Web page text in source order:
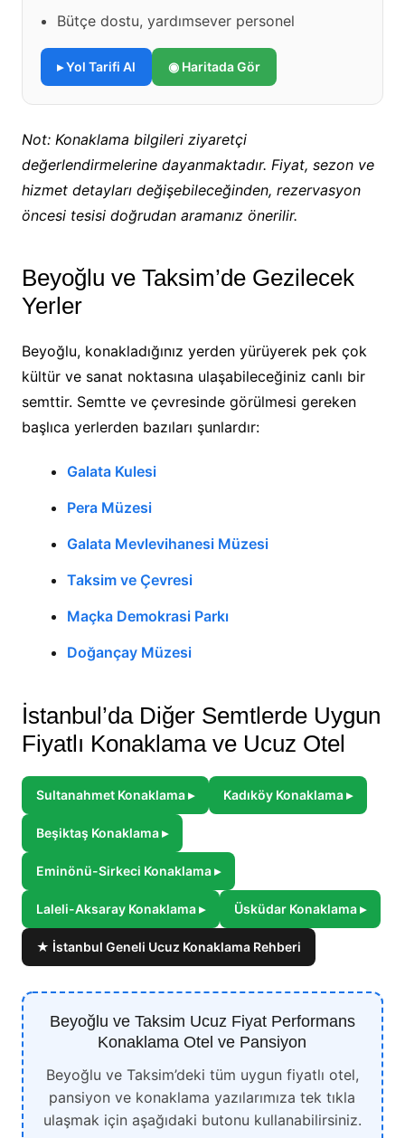
Bütçe dostu, yardımsever personel
▸ Yol Tarifi Al ◉ Haritada Gör
Not: Konaklama bilgileri ziyaretçi
değerlendirmelerine dayanmaktadır. Fiyat, sezon ve
hizmet detayları değişebileceğinden, rezervasyon
öncesi tesisi doğrudan aramanız önerilir.
Beyoğlu ve Taksim’de Gezilecek
Yerler
Beyoğlu, konakladığınız yerden yürüyerek pek çok
kültür ve sanat noktasına ulaşabileceğiniz canlı bir
semttir. Semtte ve çevresinde görülmesi gereken
başlıca yerlerden bazıları şunlardır:
Galata Kulesi
Pera Müzesi
Galata Mevlevihanesi Müzesi
Taksim ve Çevresi
Maçka Demokrasi Parkı
Doğançay Müzesi
İstanbul’da Diğer Semtlerde Uygun
Fiyatlı Konaklama ve Ucuz Otel
Sultanahmet Konaklama ▸ Kadıköy Konaklama ▸
Beşiktaş Konaklama ▸
Eminönü-Sirkeci Konaklama ▸
Laleli-Aksaray Konaklama ▸ Üsküdar Konaklama ▸
★ İstanbul Geneli Ucuz Konaklama Rehberi
Beyoğlu ve Taksim Ucuz Fiyat Performans
Konaklama Otel ve Pansiyon
Beyoğlu ve Taksim’deki tüm uygun fiyatlı otel,
pansiyon ve konaklama yazılarımıza tek tıkla
ulaşmak için aşağıdaki butonu kullanabilirsiniz.